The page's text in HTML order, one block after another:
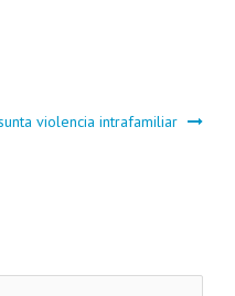
violencia intrafamiliar